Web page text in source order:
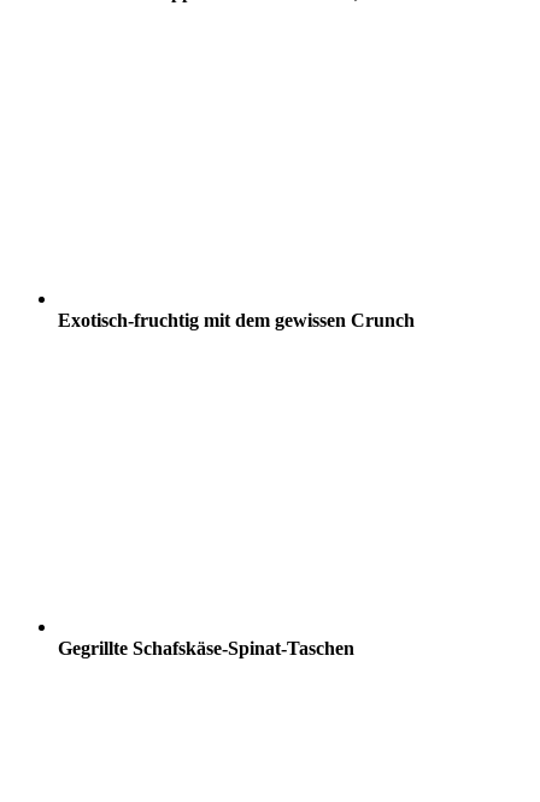
Exotisch-fruchtig mit dem gewissen Crunch
Gegrillte Schafskäse-Spinat-Taschen